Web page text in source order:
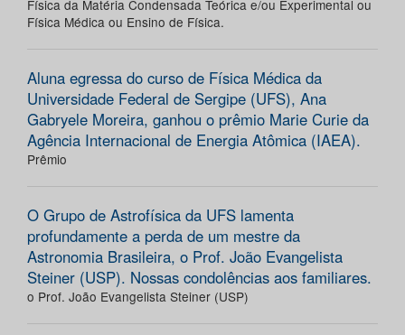
Física da Matéria Condensada Teórica e/ou Experimental ou
Física Médica ou Ensino de Física.
Aluna egressa do curso de Física Médica da
Universidade Federal de Sergipe (UFS), Ana
Gabryele Moreira, ganhou o prêmio Marie Curie da
Agência Internacional de Energia Atômica (IAEA).
Prêmio
O Grupo de Astrofísica da UFS lamenta
profundamente a perda de um mestre da
Astronomia Brasileira, o Prof. João Evangelista
Steiner (USP). Nossas condolências aos familiares.
o Prof. João Evangelista Steiner (USP)